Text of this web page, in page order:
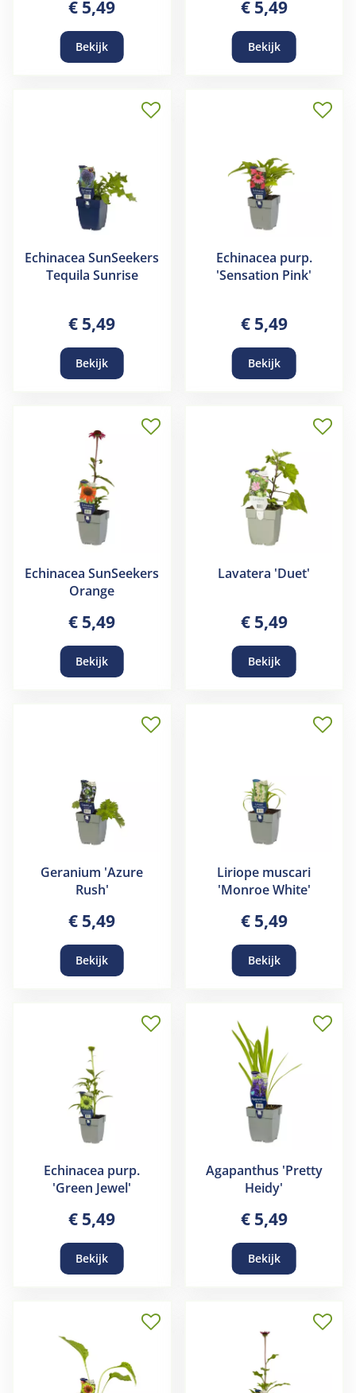
€ 5,49
Bekijk
€ 5,49
Bekijk
Echinacea SunSeekers
Tequila Sunrise
€ 5,49
Bekijk
Echinacea purp.
'Sensation Pink'
€ 5,49
Bekijk
Echinacea SunSeekers
Orange
€ 5,49
Bekijk
Lavatera 'Duet'
€ 5,49
Bekijk
Geranium 'Azure
Rush'
€ 5,49
Bekijk
Liriope muscari
'Monroe White'
€ 5,49
Bekijk
Echinacea purp.
'Green Jewel'
€ 5,49
Bekijk
Agapanthus 'Pretty
Heidy'
€ 5,49
Bekijk